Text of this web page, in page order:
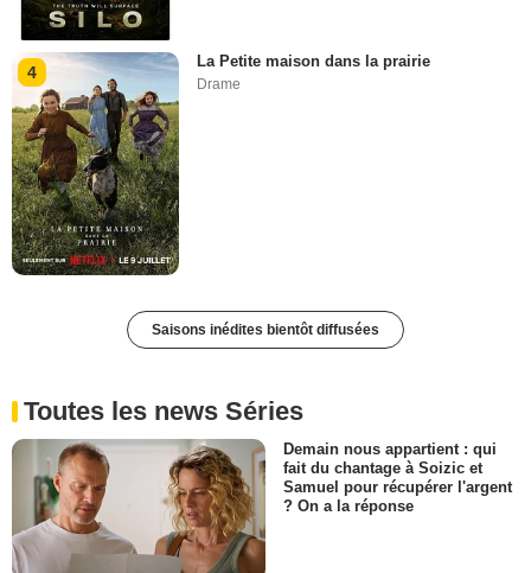
4
La Petite maison dans la prairie
Drame
Saisons inédites bientôt diffusées
Toutes les news Séries
Demain nous appartient : qui
fait du chantage à Soizic et
Samuel pour récupérer l'argent
? On a la réponse